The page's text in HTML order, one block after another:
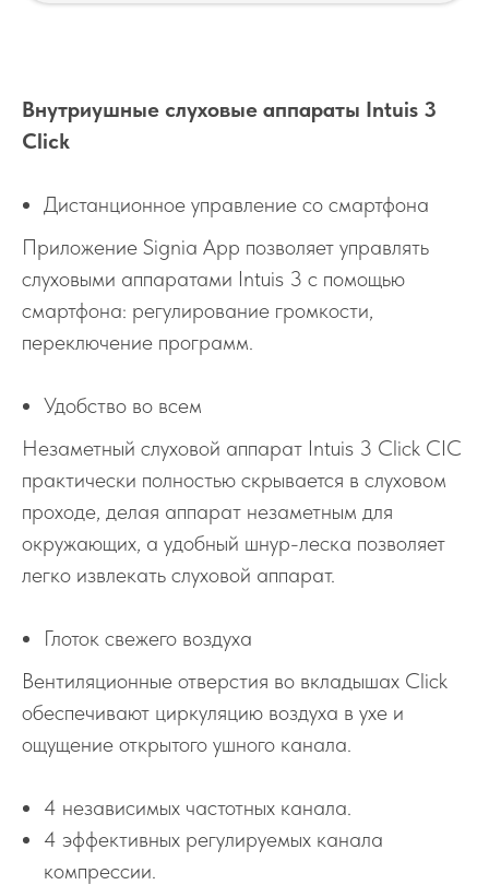
Внутриушные слуховые аппараты Intuis 3
Click
Дистанционное управление со смартфона
Приложение Signia App позволяет управлять
слуховыми аппаратами Intuis 3 с помощью
смартфона: регулирование громкости,
переключение программ.
Удобство во всем
Незаметный слуховой аппарат Intuis 3 Click CIC
практически полностью скрывается в слуховом
проходе, делая аппарат незаметным для
окружающих, а удобный шнур-леска позволяет
легко извлекать слуховой аппарат.
Глоток свежего воздуха
Вентиляционные отверстия во вкладышах Click
обеспечивают циркуляцию воздуха в ухе и
ощущение открытого ушного канала.
4 независимых частотных канала.
4 эффективных регулируемых канала
компрессии.